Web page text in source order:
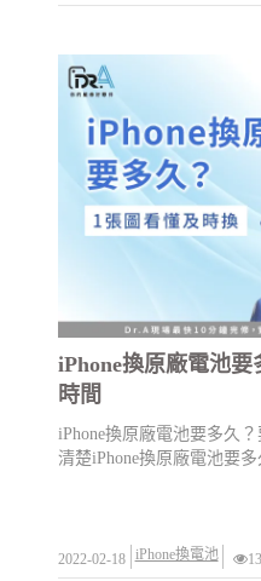
iPhone換原廠電池
時間
iPhone換原廠電池要多久
清楚iPhone換原廠電池要多
2022-02-18 iPhone換電池